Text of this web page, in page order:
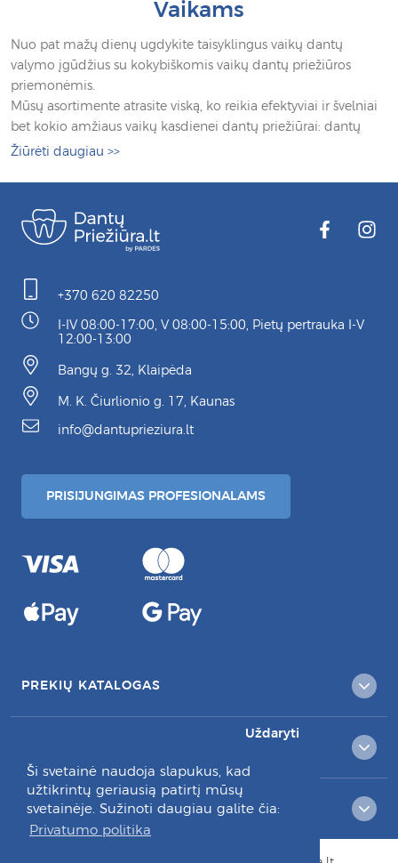
Ši svetainė naudoja slapukus, kad
užtikrintų geriausią patirtį mūsų
svetainėje. Sužinoti daugiau galite čia:
Privatumo politika
Uždaryti
Vaikams
Nuo pat mažų dienų ugdykite taisyklingus vaikų dantų
valymo įgūdžius su kokybiškomis vaikų dantų priežiūros
priemonėmis.
Mūsų asortimente atrasite viską, ko reikia efektyviai ir švelniai
bet kokio amžiaus vaikų kasdienei dantų priežiūrai: dantų
dygimo geliai patiems mažiausiems, CURASEPT, WILD ir
valantys TELLO dantų šepetėliai, elektriniai ETA šepetėliai bei
elektriniai išmanūs PLAYBRUSH šepetėliai su nuotaikingais
žaidimais ypač laukiamai dantų valymosi rutinai.
Esant dantų demineralizacijai, padidėjusiai karieso rizikai ar
fluorozei, rekomenduojame naudoti stiprinančius dantų
gelius. Ypač veiksmingą ir greitą remineralizaciją užtikrina
Žiūrėti daugiau >>
+370 620 82250
I-IV 08:00-17:00, V 08:00-15:00, Pietų pertrauka I-V
12:00-13:00
Bangų g. 32, Klaipėda
M. K. Čiurlionio g. 17, Kaunas
info@dantuprieziura.lt
PRISIJUNGIMAS PROFESIONALAMS
PREKIŲ KATALOGAS
RAŠYKITE MUMS: